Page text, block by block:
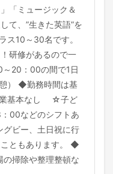
「ミュージック＆
て、”生きた英語”を
ス10～30名です。
研修があるので一
20：00の間で1日
） ◆勤務時間は基
業基本なし ☆子ど
00などのシフトあ
ビー、土日祝に行
ともあります。 ◆
掃除や整理整頓な